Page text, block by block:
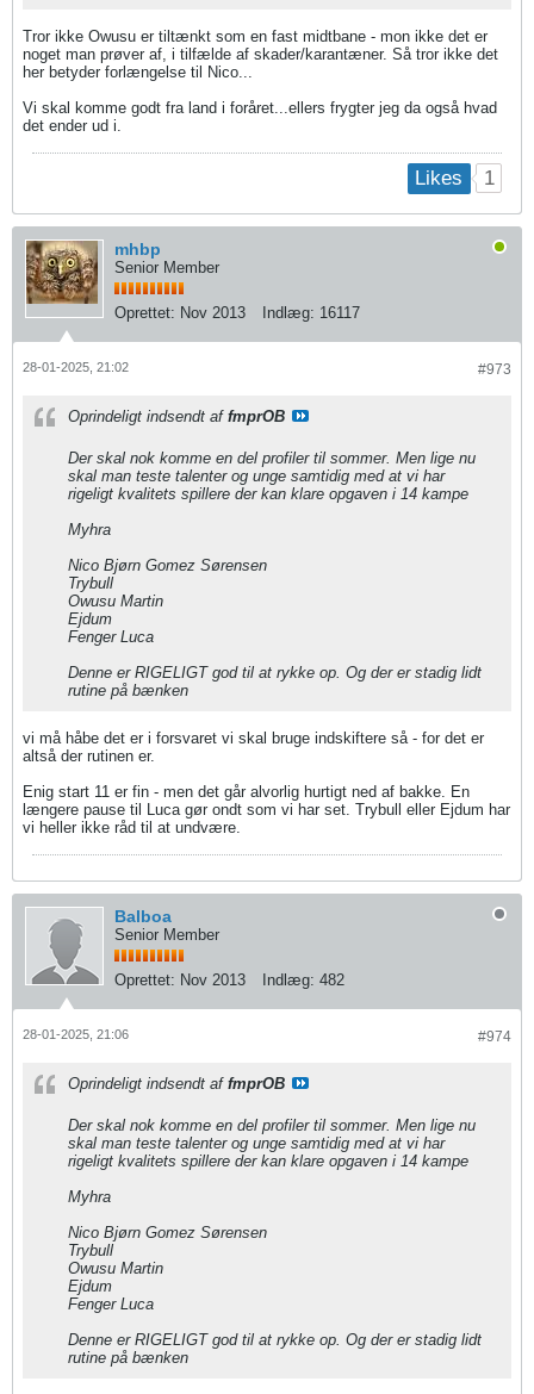
Tror ikke Owusu er tiltænkt som en fast midtbane - mon ikke det er
noget man prøver af, i tilfælde af skader/karantæner. Så tror ikke det
her betyder forlængelse til Nico...
Vi skal komme godt fra land i foråret...ellers frygter jeg da også hvad
det ender ud i.
Likes 1
mhbp
Senior Member
Oprettet: Nov 2013 Indlæg: 16117
#973
28-01-2025, 21:02
Oprindeligt indsendt af fmprOB
Der skal nok komme en del profiler til sommer. Men lige nu
skal man teste talenter og unge samtidig med at vi har
rigeligt kvalitets spillere der kan klare opgaven i 14 kampe
Myhra
Nico Bjørn Gomez Sørensen
Trybull
Owusu Martin
Ejdum
Fenger Luca
Denne er RIGELIGT god til at rykke op. Og der er stadig lidt
rutine på bænken
vi må håbe det er i forsvaret vi skal bruge indskiftere så - for det er
altså der rutinen er.
Enig start 11 er fin - men det går alvorlig hurtigt ned af bakke. En
længere pause til Luca gør ondt som vi har set. Trybull eller Ejdum har
vi heller ikke råd til at undvære.
Balboa
Senior Member
Oprettet: Nov 2013 Indlæg: 482
#974
28-01-2025, 21:06
Oprindeligt indsendt af fmprOB
Der skal nok komme en del profiler til sommer. Men lige nu
skal man teste talenter og unge samtidig med at vi har
rigeligt kvalitets spillere der kan klare opgaven i 14 kampe
Myhra
Nico Bjørn Gomez Sørensen
Trybull
Owusu Martin
Ejdum
Fenger Luca
Denne er RIGELIGT god til at rykke op. Og der er stadig lidt
rutine på bænken